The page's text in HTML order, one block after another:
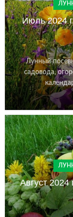
Июль 2024
Лунный
садовода,
Август 2024